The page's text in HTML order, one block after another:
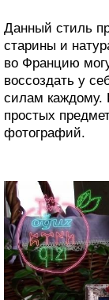
Данный стиль
старины и
во Францию
воссоздать у
силам каждому.
простых
фотографий.